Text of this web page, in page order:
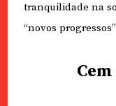
tranquilidade na
“novos